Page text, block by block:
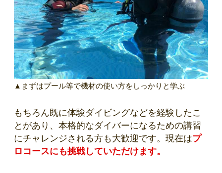
▲まずはプール等で機材の使い方をしっかりと学ぶ
もちろん既に体験ダイビングなどを経験したこ
とがあり、本格的なダイバーになるための講習
にチャレンジされる方も大歓迎です。現在はプ
ロコースにも挑戦していただけます。